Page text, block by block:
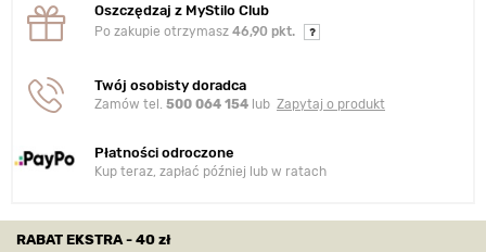
Oszczędzaj z MyStilo Club
Po zakupie otrzymasz 46,90 pkt.
Twój osobisty doradca
Zamów tel. 500 064 154 lub Zapytaj o produkt
Płatności odroczone
Kup teraz, zapłać później lub w ratach
RABAT EKSTRA - 40 zł